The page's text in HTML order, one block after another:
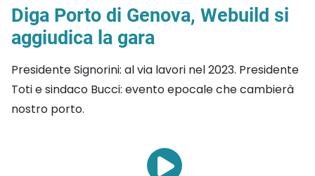
Diga Porto di Genova, Webuild si
aggiudica la gara
Presidente Signorini: al via lavori nel 2023. Presidente
Toti e sindaco Bucci: evento epocale che cambierà
nostro porto.